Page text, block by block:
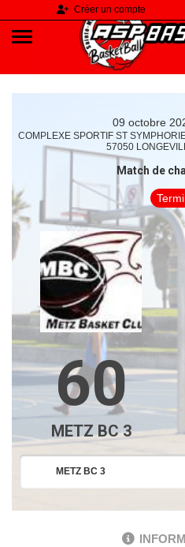
Créer un compte
09 octobre
COMPLEXE SPORTIF ST
57050
Match de
60
METZ BC 3
METZ BC 3
Panneau de gestion des cookies